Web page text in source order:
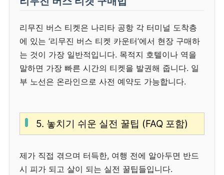
리무진 버스 티켓은 나리타 공항 각 터미널 도착층
에 있는 ‘리무진 버스 티켓 카운터’에서 현장 구매하
는 것이 가장 일반적입니다. 목적지 호텔이나 역을
말하면 가장 빠른 시간의 티켓을 발권해 줍니다. 일
부 노선은 온라인으로 사전 예약도 가능합니다.
5. 놓치기 쉬운 실전 꿀팁 (FAQ 포함)
제가 직접 겪으며 터득한, 여행 전에 알아두면 반드
시 피가 되고 살이 되는 실전 꿀팁들입니다.